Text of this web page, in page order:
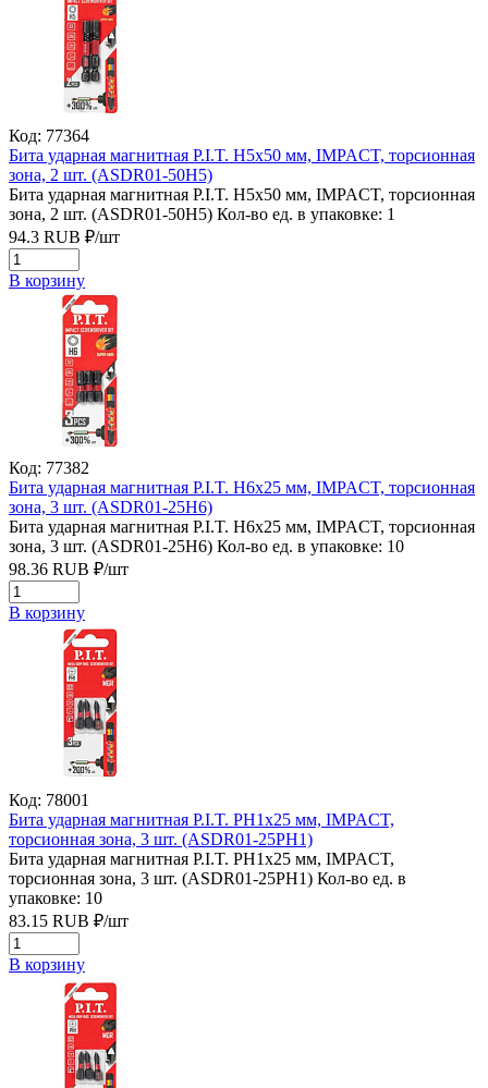
Код: 77364
Бита ударная магнитная P.I.T. H5x50 мм, IMPACT, торсионная
зона, 2 шт. (ASDR01-50H5)
Бита ударная магнитная P.I.T. H5x50 мм, IMPACT, торсионная
зона, 2 шт. (ASDR01-50H5) Кол-во ед. в упаковке: 1
94.3 RUB ₽/шт
В корзину
Код: 77382
Бита ударная магнитная P.I.T. H6x25 мм, IMPACT, торсионная
зона, 3 шт. (ASDR01-25H6)
Бита ударная магнитная P.I.T. H6x25 мм, IMPACT, торсионная
зона, 3 шт. (ASDR01-25H6) Кол-во ед. в упаковке: 10
98.36 RUB ₽/шт
В корзину
Код: 78001
Бита ударная магнитная P.I.T. PH1x25 мм, IMPACT,
торсионная зона, 3 шт. (ASDR01-25PH1)
Бита ударная магнитная P.I.T. PH1x25 мм, IMPACT,
торсионная зона, 3 шт. (ASDR01-25PH1) Кол-во ед. в
упаковке: 10
83.15 RUB ₽/шт
В корзину